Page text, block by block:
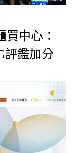
中心：
評鑑加分